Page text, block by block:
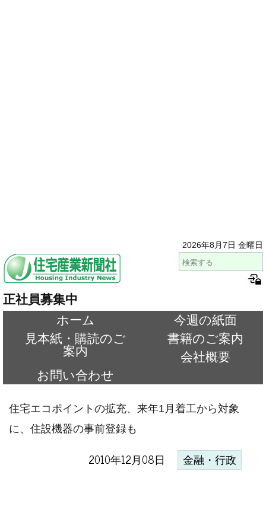
2026年8月7日 金曜日
正社員募集中
ホーム
今週の紙面
見本紙・購読のご
案内
書籍のご案内
会社概要
お問い合わせ
住宅エコポイントの拡充、来年1月着工から対象
に、住設機器の事前登録も
2010年12月08日 金融・行政